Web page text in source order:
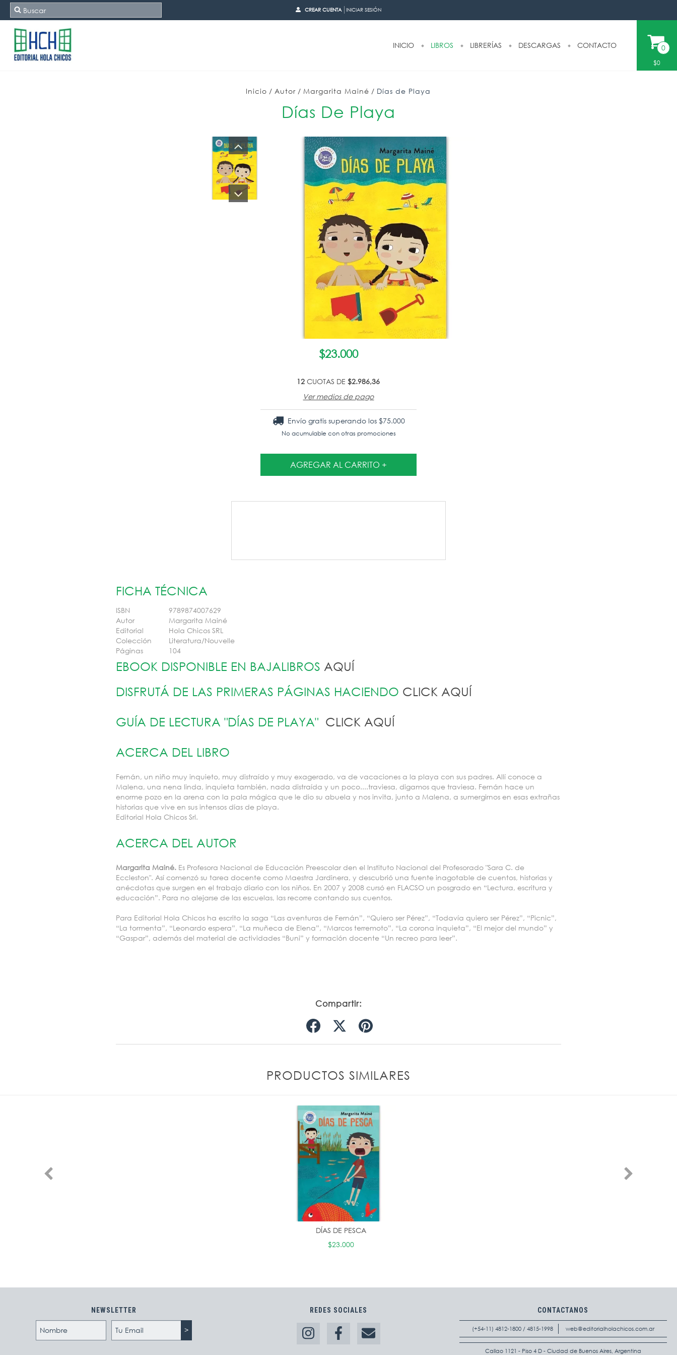
CREAR CUENTA INICIAR SESIÓN
INICIO LIBROS LIBRERÍAS DESCARGAS CONTACTO 0
$0
Inicio / Autor / Margarita Mainé / Días de Playa
Días De Playa
$23.000
12 CUOTAS DE$2.986,36
Ver medios de pago
Envío gratis superando los $75.000
No acumulable con otras promociones
FICHA TÉCNICA
ISBN
9789874007629
Autor
Margarita Mainé
Editorial
Hola Chicos SRL
Colección
Literatura/Nouvelle
Páginas
104
EBOOK DISPONIBLE EN BAJALIBROS AQUÍ
DISFRUTÁ DE LAS PRIMERAS PÁGINAS HACIENDO CLICK AQUÍ
GUÍA DE LECTURA "DÍAS DE PLAYA" CLICK AQUÍ
ACERCA DEL LIBRO
Fernán, un niño muy inquieto, muy distraído y muy exagerado, va de vacaciones a la playa con sus padres. Allí conoce a
Malena, una nena linda, inquieta también, nada distraída y un poco....traviesa, digamos que traviesa. Fernán hace un
enorme pozo en la arena con la pala mágica que le dio su abuela y nos invita, junto a Malena, a sumergirnos en esas extrañas
historias que vive en sus intensos días de playa.
Editorial Hola Chicos Srl.
ACERCA DEL AUTOR
Margarita Mainé.Es Profesora Nacional de Educación Preescolar den el Instituto Nacional del Profesorado "Sara C. de
Eccleston". Así comenzó su tarea docente como Maestra Jardinera, y descubrió una fuente inagotable de cuentos, historias y
anécdotas que surgen en el trabajo diario con los niños. En 2007 y 2008 cursó en FLACSO un posgrado en “Lectura, escritura y
educación”. Para no alejarse de las escuelas, las recorre contando sus cuentos.
Para Editorial Hola Chicos ha escrito la saga “Las aventuras de Fernán”, “Quiero ser Pérez”, “Todavía quiero ser Pérez”, “Picnic”,
“La tormenta”, “Leonardo espera”, “La muñeca de Elena”, “Marcos terremoto”, “La corona inquieta”, “El mejor del mundo” y
“Gaspar”, además del material de actividades “Buni” y formación docente “Un recreo para leer”.
Compartir:
PRODUCTOS SIMILARES
DÍAS DE PESCA
$23.000
NEWSLETTER REDES SOCIALES CONTACTANOS
(+54-11) 4812-1800 / 4815-1998 web@editorialholachicos.com.ar
Callao 1121 - Piso 4 D - Ciudad de Buenos Aires, Argentina